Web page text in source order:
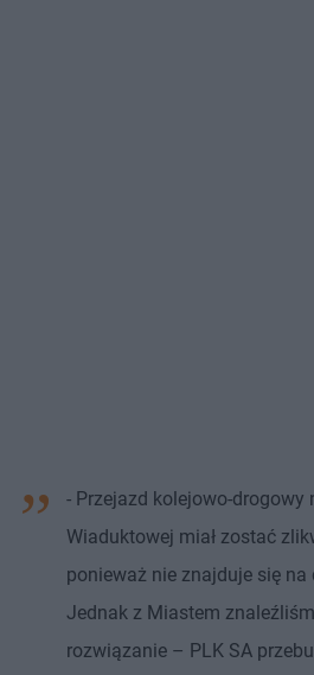
- Przejazd kolejowo-drogowy
Wiaduktowej miał zostać
ponieważ nie znajduje się na
Jednak z Miastem
rozwiązanie – PLK SA